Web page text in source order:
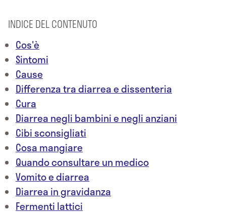
INDICE DEL CONTENUTO
Cos'è
Sintomi
Cause
Differenza tra diarrea e dissenteria
Cura
Diarrea negli bambini e negli anziani
Cibi sconsigliati
Cosa mangiare
Quando consultare un medico
Vomito e diarrea
Diarrea in gravidanza
Fermenti lattici